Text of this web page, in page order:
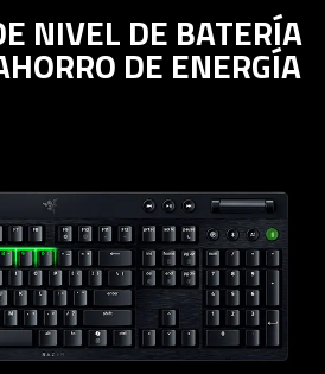
NIVEL DE BATERÍA
DE ENERGÍA